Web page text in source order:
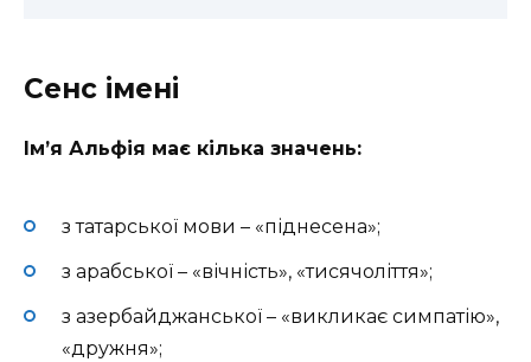
Сенс імені
Ім’я Альфія має кілька значень:
з татарської мови – «піднесена»;
з арабської – «вічність», «тисячоліття»;
з азербайджанської – «викликає симпатію»,
«дружня»;